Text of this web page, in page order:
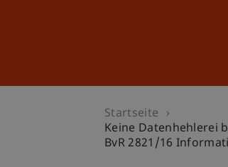
Startseite
Keine Datenhehlerei
BvR 2821/16